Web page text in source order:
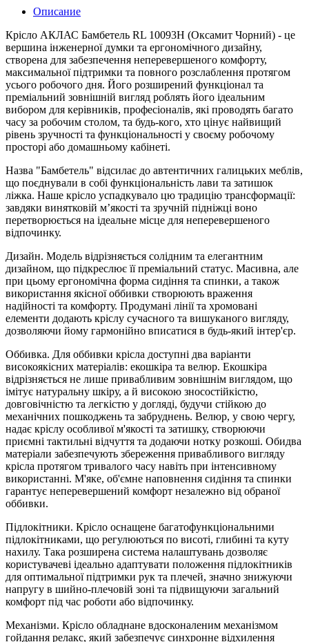
Описание
Крісло АКЛАС Бамбетель RL 10093H (Оксамит Чорний) - це
вершина інженерної думки та ергономічного дизайну,
створена для забезпечення неперевершеного комфорту,
максимальної підтримки та повного розслаблення протягом
усього робочого дня. Його розширений функціонал та
преміальний зовнішній вигляд роблять його ідеальним
вибором для керівників, професіоналів, які проводять багато
часу за робочим столом, та будь-кого, хто цінує найвищий
рівень зручності та функціональності у своєму робочому
просторі або домашньому кабінеті.
Назва "Бамбетель" відсилає до автентичних галицьких меблів,
що поєднували в собі функціональність лави та затишок
ліжка. Наше крісло успадкувало цю традицію трансформації:
завдяки винятковій м’якості та зручній підніжці воно
перетворюється на ідеальне місце для неперевершеного
відпочинку.
Дизайн. Модель відрізняється солідним та елегантним
дизайном, що підкреслює її преміальний статус. Масивна, але
при цьому ергономічна форма сидіння та спинки, а також
використання якісної оббивки створюють враження
надійності та комфорту. Продумані лінії та хромовані
елементи додають кріслу сучасного та вишуканого вигляду,
дозволяючи йому гармонійно вписатися в будь-який інтер'єр.
Оббивка. Для оббивки крісла доступні два варіанти
високоякісних матеріалів: екошкіра та велюр. Екошкіра
відрізняється не лише привабливим зовнішнім виглядом, що
імітує натуральну шкіру, а й високою зносостійкістю,
довговічністю та легкістю у догляді, будучи стійкою до
механічних пошкоджень та забруднень. Велюр, у свою чергу,
надає кріслу особливої м'якості та затишку, створюючи
приємні тактильні відчуття та додаючи нотку розкоші. Обидва
матеріали забезпечують збереження привабливого вигляду
крісла протягом тривалого часу навіть при інтенсивному
використанні. М'яке, об'ємне наповнення сидіння та спинки
гарантує неперевершений комфорт незалежно від обраної
оббивки.
Підлокітники. Крісло оснащене багатофункціональними
підлокітниками, що регулюються по висоті, глибині та куту
нахилу. Така розширена система налаштувань дозволяє
користувачеві ідеально адаптувати положення підлокітників
для оптимальної підтримки рук та плечей, значно знижуючи
напругу в шийно-плечовій зоні та підвищуючи загальний
комфорт під час роботи або відпочинку.
Механізми. Крісло обладнане вдосконаленим механізмом
гойдання релакс, який забезпечує синхронне відхилення